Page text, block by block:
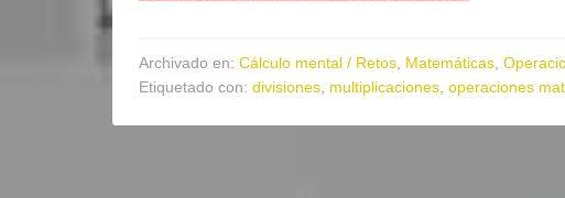
Archivado en: Cálculo mental / Retos Matemáticas
Etiquetado con: divisiones multiplicaciones operaciones